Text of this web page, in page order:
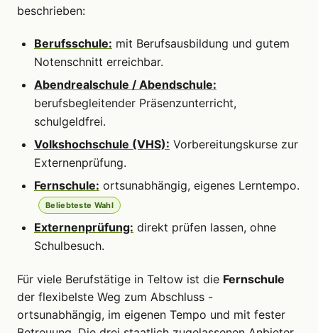
beschrieben:
Berufsschule: mit Berufsausbildung und gutem
Notenschnitt erreichbar.
Abendrealschule / Abendschule:
berufsbegleitender Präsenzunterricht,
schulgeldfrei.
Volkshochschule (VHS): Vorbereitungskurse zur
Externenprüfung.
Fernschule: ortsunabhängig, eigenes Lerntempo.
Beliebteste Wahl
Externenprüfung: direkt prüfen lassen, ohne
Schulbesuch.
Für viele Berufstätige in Teltow ist die Fernschule
der flexibelste Weg zum Abschluss -
ortsunabhängig, im eigenen Tempo und mit fester